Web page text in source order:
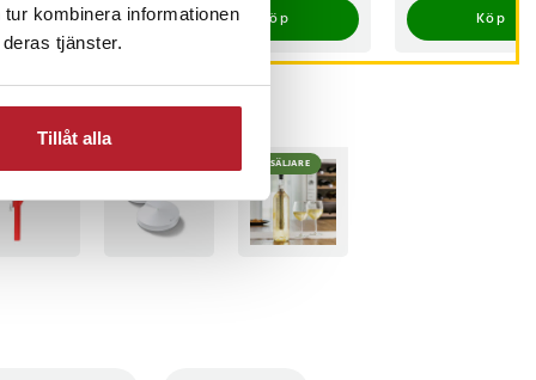
kombinera informationen
tjänster.
Tillåt alla
Köp
Köp
Köp
BÄSTSÄLJARE